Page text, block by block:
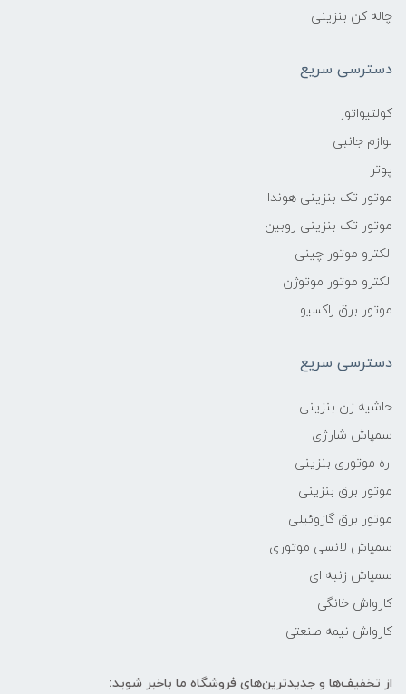
چاله کن بنزینی
دسترسی سریع
کولتیواتور
لوازم جانبی
پوتر
موتور تک بنزینی هوندا
موتور تک بنزینی روبین
الکترو موتور چینی
الکترو موتور موتوژن
موتور برق راکسیو
دسترسی سریع
حاشیه زن بنزینی
سمپاش شارژی
اره موتوری بنزینی
موتور برق بنزینی
موتور برق گازوئیلی
سمپاش لانسی موتوری
سمپاش زنبه ای
کارواش خانگی
کارواش نیمه صنعتی
از تخفیف‌ها و جدیدترین‌های فروشگاه ما باخبر شوید: